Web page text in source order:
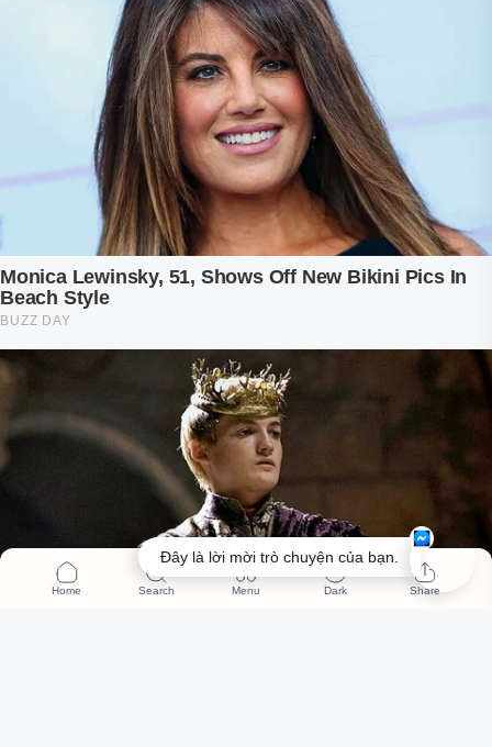
Đây là lời mời trò chuyện của bạn.